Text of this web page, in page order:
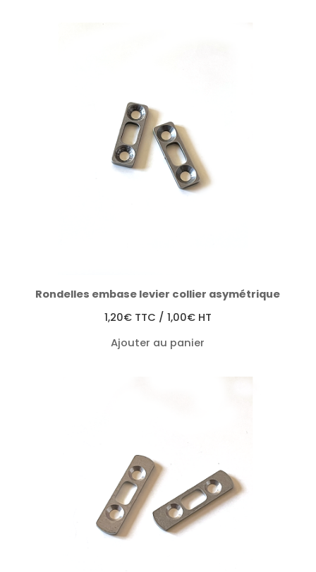
Rondelles embase levier collier asymétrique
1,20€ TTC / 1,00€HT
Ajouter au panier